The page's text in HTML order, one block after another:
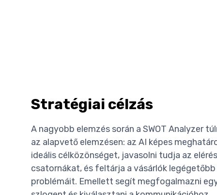
Stratégiai célzás
A nagyobb elemzés során a SWOT Analyzer
az alapvető elemzésen: az AI képes
ideális célközönséget, javasolni tudja az
csatornákat, és feltárja a vásárlók legégetőbb
problémáit. Emellett segít megfogalmazni